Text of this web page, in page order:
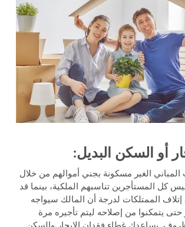
أو السكن البديل:
الغير مسكونة بجني أموالهم من خلال
كل المستأجرين تناسبهم الملكية، بينما قد
الممتلكات لدرجة أن المالك سيواجه
يتمكنوا من إصلاحه ليتم تأجيره مرة